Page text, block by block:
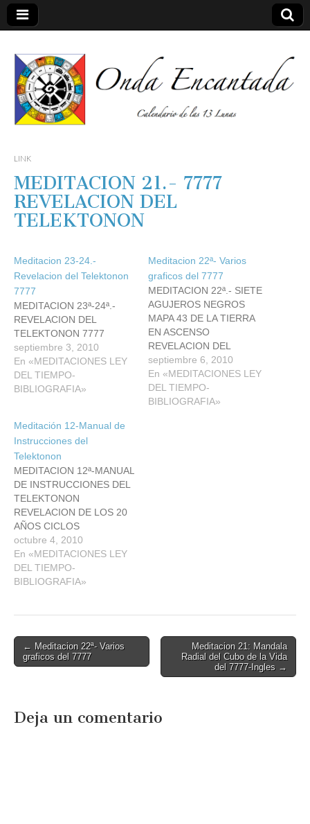
Onda
encantada
LINK
MEDITACION 21.- 7777
REVELACION DEL
TELEKTONON
Meditacion 23-24.-
Revelacion del Telektonon
7777
MEDITACION 23ª-24ª.-
REVELACION DEL
TELEKTONON 7777
septiembre 3, 2010
En «MEDITACIONES LEY
DEL TIEMPO-
BIBLIOGRAFIA»
Meditacion 22ª- Varios
graficos del 7777
MEDITACION 22ª.- SIETE
AGUJEROS NEGROS
MAPA 43 DE LA TIERRA
EN ASCENSO
REVELACION DEL
TELEKTONON 7777 LA
LEY DEL CUBO Y LOS
SIETE PLASMAS
RADIALES
septiembre 6, 2010
En «MEDITACIONES LEY
DEL TIEMPO-
BIBLIOGRAFIA»
Meditación 12-Manual de
Instrucciones del
Telektonon
MEDITACION 12ª-MANUAL
DE INSTRUCCIONES DEL
TELEKTONON
REVELACION DE LOS 20
AÑOS CICLOS
FRACTALES DEL TIEMPO
RADIAL 1 CICLOS
FRACTALES DEL TIEMPO
RADIAL 2 CICLOS
RADIAL 4
octubre 4, 2010
En «MEDITACIONES LEY
DEL TIEMPO-
BIBLIOGRAFIA»
Post
navigation
← Meditacion 22ª- Varios
graficos del 7777
Meditacion 21: Mandala
Radial del Cubo de la Vida
del 7777-Ingles →
Deja un comentario